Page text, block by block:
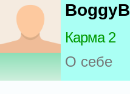
BoggyB
Карма 2
О себе